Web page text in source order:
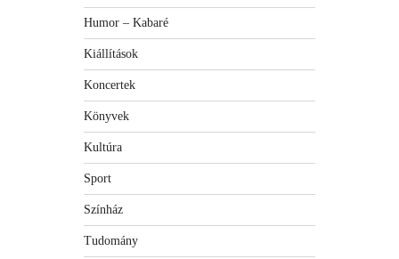
Humor – Kabaré
Kiállítások
Koncertek
Könyvek
Kultúra
Sport
Színház
Tudomány